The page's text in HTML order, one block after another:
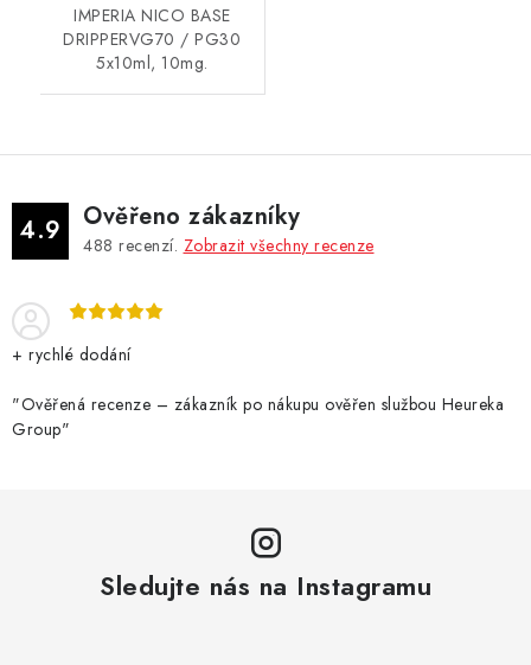
IMPERIA NICO BASE
DRIPPERVG70 / PG30
5x10ml, 10mg.
4.9 Ověřeno zákazníky
488 recenzí. Zobrazit všechny recenze
+ rychlé dodání
"Ověřená recenze – zákazník po nákupu ověřen službou Heureka
Group"
Sledujte nás na Instagramu